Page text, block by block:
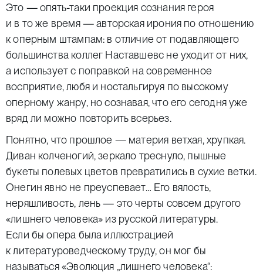
Это — опять-таки проекция сознания героя
и в то же время — авторская ирония по отношению
к оперным штампам: в отличие от подавляющего
большинства коллег Наставшевс не уходит от них,
а использует с поправкой на современное
восприятие, любя и ностальгируя по высокому
оперному жанру, но сознавая, что его сегодня уже
вряд ли можно повторить всерьез.
Понятно, что прошлое — материя ветхая, хрупкая.
Диван колченогий, зеркало треснуло, пышные
букеты полевых цветов превратились в сухие ветки.
Онегин явно не преуспевает… Его вялость,
неряшливость, лень — это черты совсем другого
«лишнего человека» из русской литературы.
Если бы опера была иллюстрацией
к литературоведческому труду, он мог бы
называться «Эволюция „лишнего человека“: